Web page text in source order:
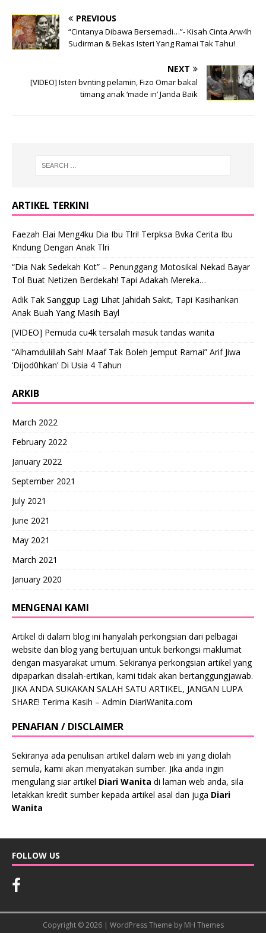
PREVIOUS
“Cintanya Dibawa Bersemadi…”- Kisah Cinta Arw4h
Sudirman & Bekas Isteri Yang Ramai Tak Tahu!
NEXT
[VIDEO] Isteri bvnting pelamin, Fizo Omar bakal
timang anak ‘made in’ Janda Baik
ARTIKEL TERKINI
Faezah Elai Meng4ku Dia Ibu Tlri! Terpksa Bvka Cerita Ibu
Kndung Dengan Anak Tlri
“Dia Nak Sedekah Kot” – Penunggang Motosikal Nekad Bayar
Tol Buat Netizen Berdekah! Tapi Adakah Mereka…
Adik Tak Sanggup Lagi Lihat Jahidah Sakit, Tapi Kasihankan
Anak Buah Yang Masih Bayl
[VIDEO] Pemuda cu4k tersalah masuk tandas wanita
“Alhamdulillah Sah! Maaf Tak Boleh Jemput Ramai” Arif Jiwa
‘Dijod0hkan’ Di Usia 4 Tahun
ARKIB
March 2022
February 2022
January 2022
September 2021
July 2021
June 2021
May 2021
March 2021
January 2020
MENGENAI KAMI
Artikel di dalam blog ini hanyalah perkongsian dari pelbagai
website dan blog yang bertujuan untuk berkongsi maklumat
dengan masyarakat umum. Sekiranya perkongsian artikel yang
dipaparkan disalah-ertikan, kami tidak akan bertanggungjawab.
JIKA ANDA SUKAKAN SALAH SATU ARTIKEL, JANGAN LUPA
SHARE! Terima Kasih – Admin DiariWanita.com
PENAFIAN / DISCLAIMER
Sekiranya ada penulisan artikel dalam web ini yang diolah
semula, kami akan menyatakan sumber. Jika anda ingin
mengulang siar artikel Diari Wanita di laman web anda, sila
letakkan kredit sumber kepada artikel asal dan juga Diari
Wanita
FOLLOW US
Copyright © 2026 | WordPress Theme by MH Themes